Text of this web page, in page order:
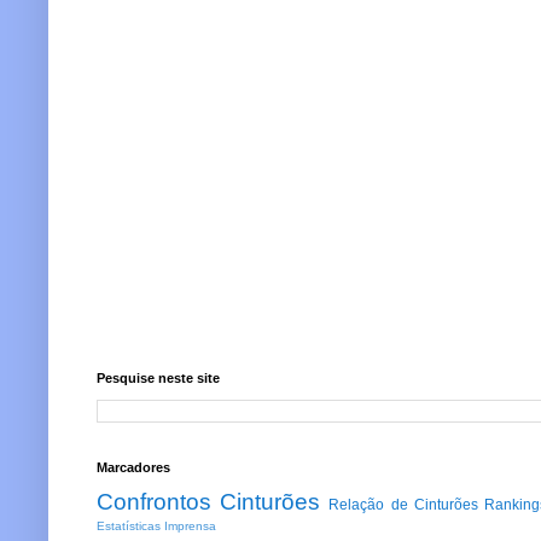
Pesquise neste site
Marcadores
Confrontos Cinturões Relação de Cinturões
Estatísticas Imprensa